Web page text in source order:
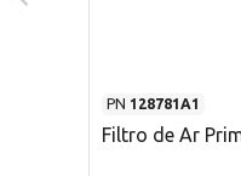
PN 128781A1
Filtro de Ar